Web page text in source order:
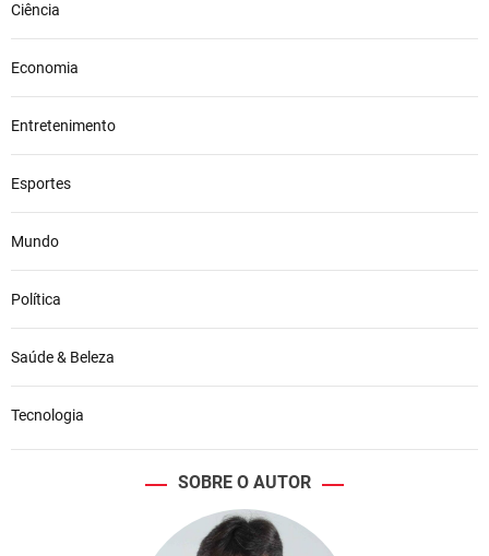
Ciência
Economia
Entretenimento
Esportes
Mundo
Política
Saúde & Beleza
Tecnologia
SOBRE O AUTOR